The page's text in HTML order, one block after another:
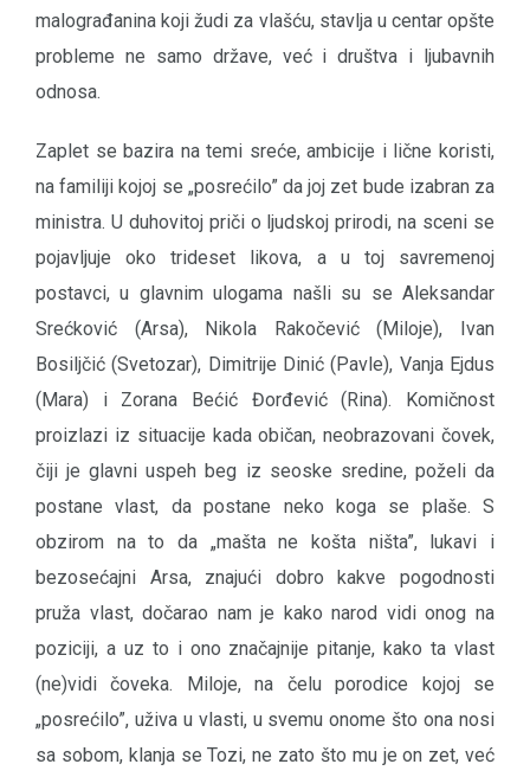
malograđanina koji žudi za vlašću, stavlja u centar opšte
probleme ne samo države, već i društva i ljubavnih
odnosa.
Zaplet se bazira na temi sreće, ambicije i lične koristi,
na familiji kojoj se „posrećilo” da joj zet bude izabran za
ministra. U duhovitoj priči o ljudskoj prirodi, na sceni se
pojavljuje oko trideset likova, a u toj savremenoj
postavci, u glavnim ulogama našli su se Aleksandar
Srećković (Arsa), Nikola Rakočević (Miloje), Ivan
Bosiljčić (Svetozar), Dimitrije Dinić (Pavle), Vanja Ejdus
(Mara) i Zorana Bećić Đorđević (Rina). Komičnost
proizlazi iz situacije kada običan, neobrazovani čovek,
čiji je glavni uspeh beg iz seoske sredine, poželi da
postane vlast, da postane neko koga se plaše. S
obzirom na to da „mašta ne košta ništa”, lukavi i
bezosećajni Arsa, znajući dobro kakve pogodnosti
pruža vlast, dočarao nam je kako narod vidi onog na
poziciji, a uz to i ono značajnije pitanje, kako ta vlast
(ne)vidi čoveka. Miloje, na čelu porodice kojoj se
„posrećilo”, uživa u vlasti, u svemu onome što ona nosi
sa sobom, klanja se Tozi, ne zato što mu je on zet, već